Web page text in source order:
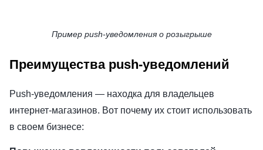
Пример push-уведомления о розыгрыше
Преимущества push-уведомлений
Push-уведомления — находка для владельцев
интернет-магазинов. Вот почему их стоит использовать
в своем бизнесе: